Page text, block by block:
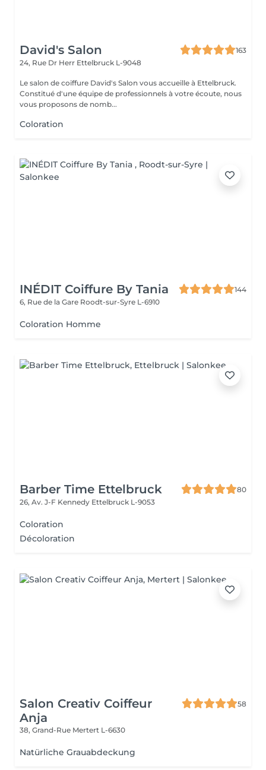
David's Salon
163
24, Rue Dr Herr Ettelbruck L-9048
Le salon de coiffure David's Salon vous accueille à Ettelbruck.
Constitué d'une équipe de professionnels à votre écoute, nous
vous proposons de nomb...
Coloration
INÉDIT Coiffure By Tania
144
6, Rue de la Gare Roodt-sur-Syre L-6910
Coloration Homme
Barber Time Ettelbruck
80
26, Av. J-F Kennedy Ettelbruck L-9053
Coloration
Décoloration
Salon Creativ Coiffeur
Anja
58
38, Grand-Rue Mertert L-6630
Natürliche Grauabdeckung